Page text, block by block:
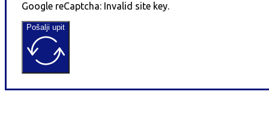
Google reCaptcha: Invalid site key.
Pošalji upit